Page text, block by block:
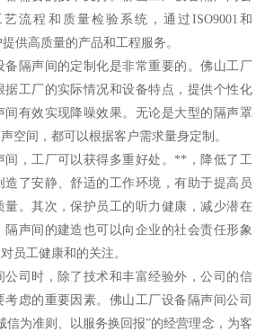
流程和质量检验系统，通过ISO9001和
供高质量的产品和工程服务。
备隔声间的定制化是非常重要的。佛山工厂
据工厂的实际情况和设备特点，提供个性化
间有效实现降噪效果。无论是大型的隔声罩
空间，都可以根据客户需求量身定制。
间，工厂可以获得多重好处。**，降低了工
造了安静、舒适的工作环境，有助于提高员
量。其次，保护员工的听力健康，减少潜在
声间的建造也可以向企业的社会责任形象
员工健康和的关注。
公司时，除了技术和丰富经验外，公司的信
虑的重要因素。佛山工厂设备隔声间公司
信为准则、以服务换回报”的经营理念，为客